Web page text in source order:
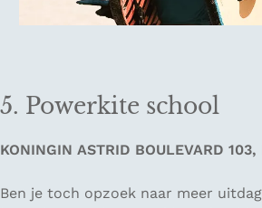
5. Powerkite school
KONINGIN ASTRID BOULEVARD
Ben je toch opzoek naar meer